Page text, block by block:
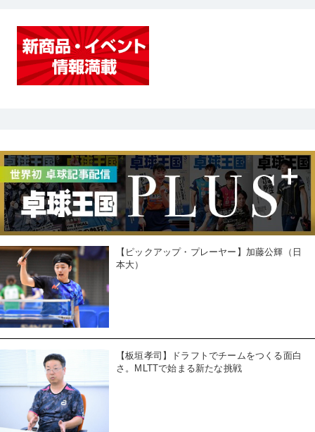
【ピックアップ・プレーヤー】加藤公輝（日
本大）
【板垣孝司】ドラフトでチームをつくる面白
さ。MLTTで始まる新たな挑戦